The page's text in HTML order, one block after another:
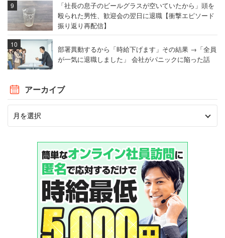
「社長の息子のビールグラスが空いていたから」頭を
殴られた男性、歓迎会の翌日に退職【衝撃エピソード
振り返り再配信】
部署異動するから「時給下げます」その結果 →「全員
が一気に退職しました」 会社がパニックに陥った話
アーカイブ